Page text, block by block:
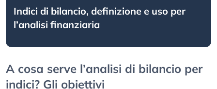
Indici di bilancio, definizione e uso per
l’analisi finanziaria
A cosa serve l’analisi di bilancio per
indici? Gli obiettivi